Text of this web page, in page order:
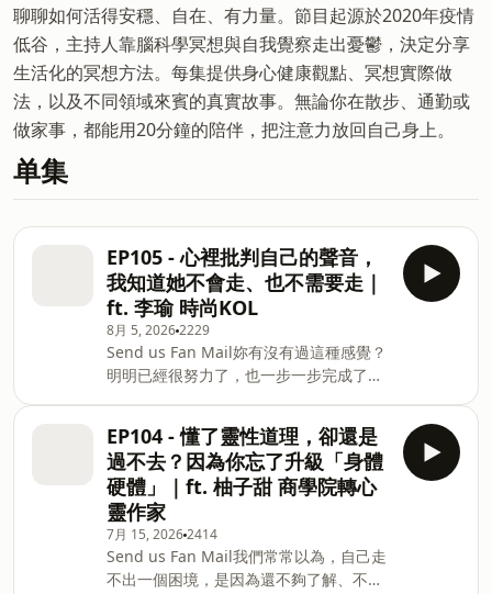
聊聊如何活得安穩、自在、有力量。節目起源於2020年疫情
低谷，主持人靠腦科學冥想與自我覺察走出憂鬱，決定分享
生活化的冥想方法。每集提供身心健康觀點、冥想實際做
法，以及不同領域來賓的真實故事。無論你在散步、通勤或
做家事，都能用20分鐘的陪伴，把注意力放回自己身上。
单集
EP105 - 心裡批判自己的聲音，
我知道她不會走、也不需要走｜
ft. 李瑜 時尚KOL
8月 5, 20262229
Send us Fan Mail妳有沒有過這種感覺？
明明已經很努力了，也一步一步完成了曾
說：妳還不夠好。這一集邀請到李瑜，時
尚KOL，曾任國際雜誌《Tatler》台灣區
前總編輯、今年出版首本著作《最初的你
早已足夠》。一樣同為牡羊女，年輕時的
她習慣對機會說 Yes，先衝了再說。這份
膽量帶她走進嚮往的時尚產業，也讓她真
的坐上夢想中的位置。只是，當她見過愈
來愈多優秀的人，站到更高的地方，那個
EP104 - 懂了靈性道理，卻還是
過不去？因為你忘了升級「身體
硬體」｜ft. 柚子甜 商學院轉心
靈作家
7月 15, 20262414
Send us Fan Mail我們常常以為，自己走
不出一個困境，是因為還不夠了解、不夠